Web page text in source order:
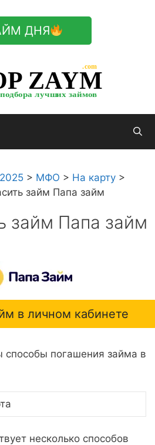
ДНЯ
ZAYM
подбора лучших займов
.com
> МФО > На карту >
займ Папа займ
займ Папа займ
в личном кабинете
погашения займа в
несколько способов